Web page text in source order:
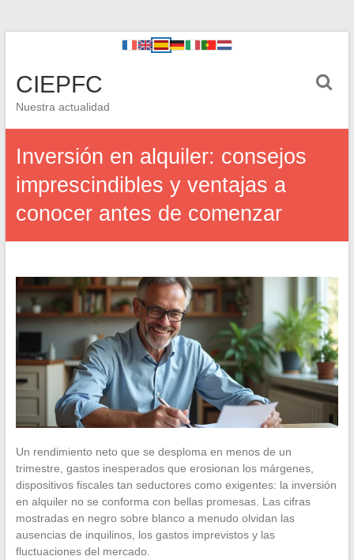
CIEPFC
Nuestra actualidad
Inversión en alquiler: consejos
imprescindibles y ventajas a
conocer antes de comenzar
Un rendimiento neto que se desploma en menos de un
trimestre, gastos inesperados que erosionan los márgenes,
dispositivos fiscales tan seductores como exigentes: la inversión
en alquiler no se conforma con bellas promesas. Las cifras
mostradas en negro sobre blanco a menudo olvidan las
ausencias de inquilinos, los gastos imprevistos y las
fluctuaciones del mercado.